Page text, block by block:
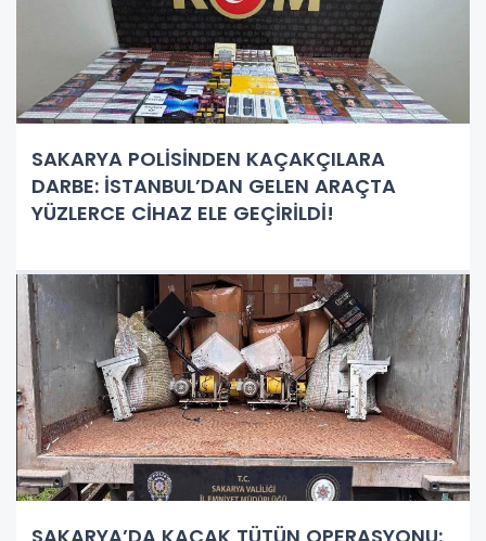
SAKARYA POLİSİNDEN KAÇAKÇILARA
DARBE: İSTANBUL’DAN GELEN ARAÇTA
YÜZLERCE CİHAZ ELE GEÇİRİLDİ!
SAKARYA’DA KAÇAK TÜTÜN OPERASYONU: